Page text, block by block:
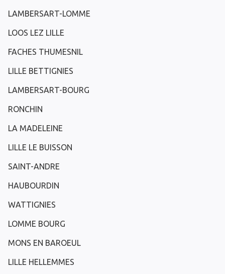
LAMBERSART-LOMME
LOOS LEZ LILLE
FACHES THUMESNIL
LILLE BETTIGNIES
LAMBERSART-BOURG
RONCHIN
LA MADELEINE
LILLE LE BUISSON
SAINT-ANDRE
HAUBOURDIN
WATTIGNIES
LOMME BOURG
MONS EN BAROEUL
LILLE HELLEMMES